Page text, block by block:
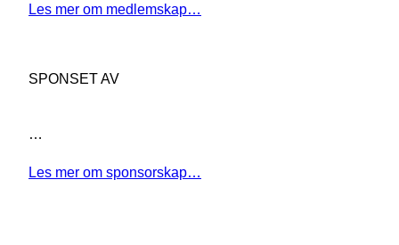
Les mer om medlemskap…
SPONSET AV
…
Les mer om sponsorskap…